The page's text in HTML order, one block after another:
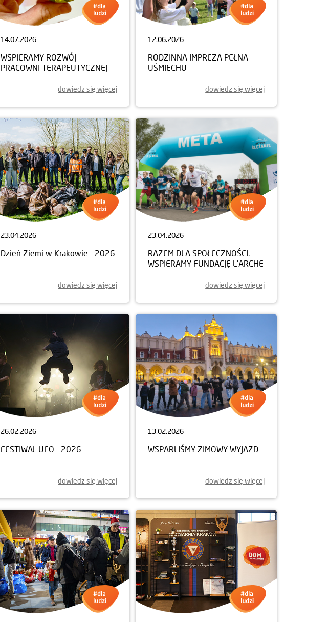
14.07.2026
WSPIERAMY ROZWÓJ
PRACOWNI TERAPEUTYCZNEJ
dowiedz się więcej
12.06.2026
RODZINNA IMPREZA PEŁNA
UŚMIECHU
dowiedz się więcej
23.04.2026
Dzień Ziemi w Krakowie - 2026
dowiedz się więcej
23.04.2026
RAZEM DLA SPOŁECZNOŚCI.
WSPIERAMY FUNDACJĘ L’ARCHE
dowiedz się więcej
26.02.2026
FESTIWAL UFO - 2026
dowiedz się więcej
13.02.2026
WSPARLIŚMY ZIMOWY WYJAZD
dowiedz się więcej